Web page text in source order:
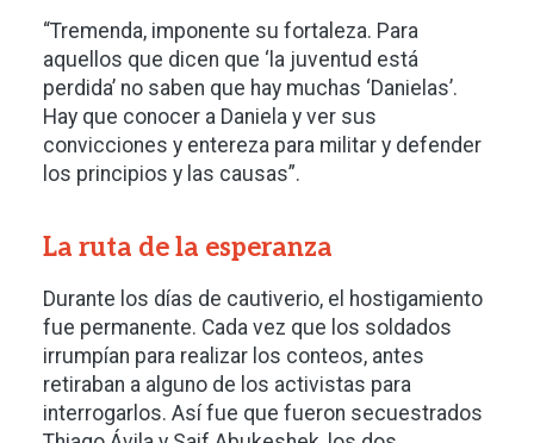
“Tremenda, imponente su fortaleza. Para
aquellos que dicen que ‘la juventud está
perdida’ no saben que hay muchas ‘Danielas’.
Hay que conocer a Daniela y ver sus
convicciones y entereza para militar y defender
los principios y las causas”.
La ruta de la esperanza
Durante los días de cautiverio, el hostigamiento
fue permanente. Cada vez que los soldados
irrumpían para realizar los conteos, antes
retiraban a alguno de los activistas para
interrogarlos. Así fue que fueron secuestrados